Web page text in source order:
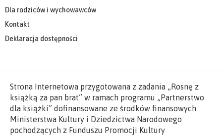
Dla rodziców i wychowawców
Kontakt
Deklaracja dostępności
Strona Internetowa przygotowana z zadania „Rosnę z
książką za pan brat” w ramach programu „Partnerstwo
dla książki” dofinansowane ze środków finansowych
Ministerstwa Kultury i Dziedzictwa Narodowego
pochodzących z Funduszu Promocji Kultury